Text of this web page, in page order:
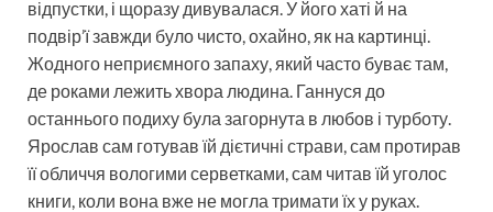
відпустки, і щоразу дивувалася. У його хаті й на
подвір’ї завжди було чисто, охайно, як на картинці.
Жодного неприємного запаху, який часто буває там,
де роками лежить хвора людина. Ганнуся до
останнього подиху була загорнута в любов і турботу.
Ярослав сам готував їй дієтичні страви, сам протирав
її обличчя вологими серветками, сам читав їй уголос
книги, коли вона вже не могла тримати їх у руках.